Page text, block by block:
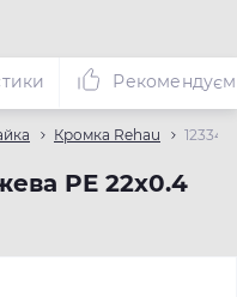
Кромка Rehau 12334
PE 22х0.4